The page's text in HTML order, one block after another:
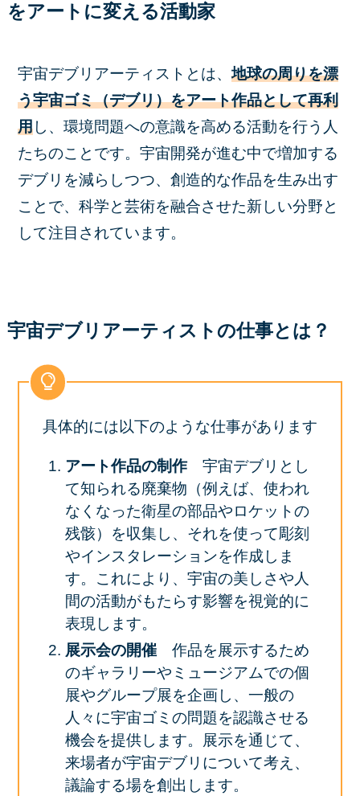
をアートに変える活動家
宇宙デブリアーティストとは、地球の周りを漂
う宇宙ゴミ（デブリ）をアート作品として再利
用し、環境問題への意識を高める活動を行う人
たちのことです。宇宙開発が進む中で増加する
デブリを減らしつつ、創造的な作品を生み出す
ことで、科学と芸術を融合させた新しい分野と
して注目されています。
宇宙デブリアーティストの仕事とは？
具体的には以下のような仕事があります
アート作品の制作 宇宙デブリとし
て知られる廃棄物（例えば、使われ
なくなった衛星の部品やロケットの
残骸）を収集し、それを使って彫刻
やインスタレーションを作成しま
す。これにより、宇宙の美しさや人
間の活動がもたらす影響を視覚的に
表現します。
展示会の開催 作品を展示するため
のギャラリーやミュージアムでの個
展やグループ展を企画し、一般の
人々に宇宙ゴミの問題を認識させる
機会を提供します。展示を通じて、
来場者が宇宙デブリについて考え、
議論する場を創出します。